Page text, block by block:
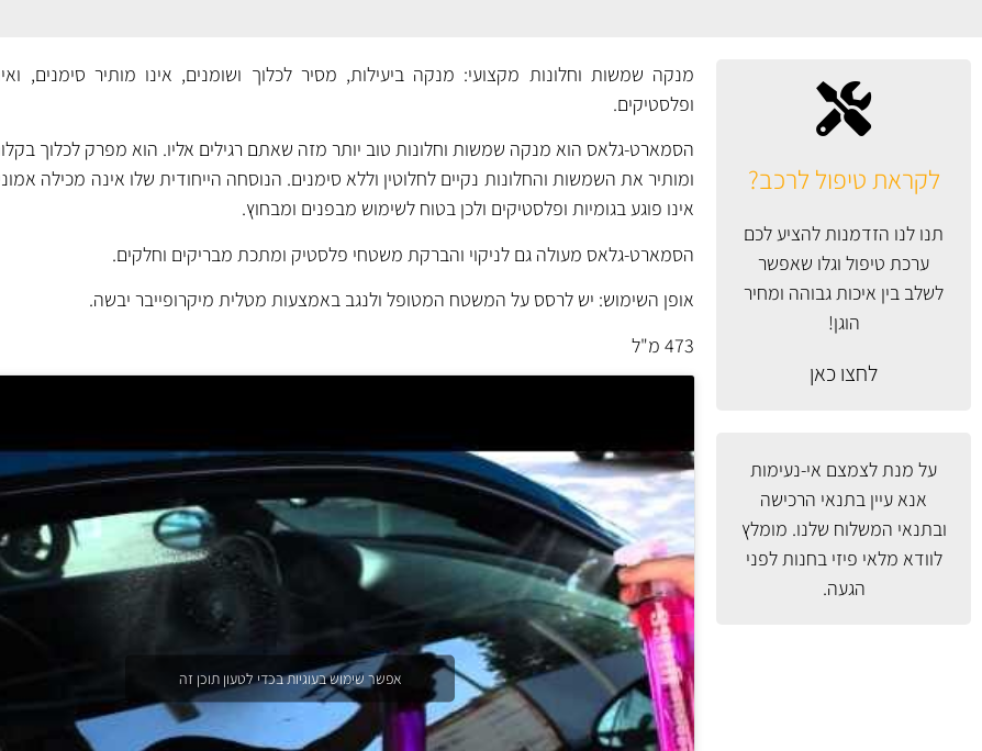
לקראת טיפול לרכב?
תנו לנו הזדמנות להציע לכם
ערכת טיפול וגלו שאפשר
לשלב בין איכות גבוהה ומחיר
הוגן!
לחצו כאן
על מנת לצמצם אי-נעימות
אנא עיין בתנאי הרכישה
ובתנאי המשלוח שלנו. מומלץ
לוודא מלאי פיזי בחנות לפני
הגעה.
מנקה שמשות וחלונות מקצועי: מנקה ביעילות, מסיר לכלוך ושומנים, אינו מותיר סימנים,
ופלסטיקים.
הסמארט-גלאס הוא מנקה שמשות וחלונות טוב יותר מזה שאתם רגילים אליו. הוא מפרק לכלוך
ומותיר את השמשות והחלונות נקיים לחלוטין וללא סימנים. הנוסחה הייחודית שלו אינה מכילה
אינו פוגע בגומיות ופלסטיקים ולכן בטוח לשימוש מבפנים ומבחוץ.
הסמארט-גלאס מעולה גם לניקוי והברקת משטחי פלסטיק ומתכת מבריקים וחלקים.
אופן השימוש: יש לרסס על המשטח המטופל ולנגב באמצעות מטלית מיקרופייבר יבשה.
473 מ"ל
אפשר שימוש בעוגיות בכדי לטעון תוכן זה